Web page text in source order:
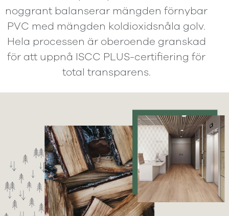
noggrant balanserar mängden förnybar
PVC med mängden koldioxidsnåla golv.
Hela processen är oberoende granskad
för att uppnå ISCC PLUS-certifiering för
total transparens.